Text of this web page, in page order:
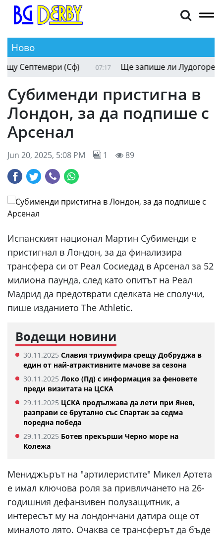
Ново
Септември (Сф) Ще запише ли Лудогорец 4
Субименди пристигна в
Лондон, за да подпише с
Арсенал
Jun 20, 2025, 5:08 PM 1 89
Испанският национал Мартин Субименди е
пристигнал в Лондон, за да финализира
трансфера си от Реал Сосиедад в Арсенал за 52
милиона паунда, след като опитът на Реал
Мадрид да предотврати сделката не сполучи,
пише изданието The Athletic.
Водещи новини
30.11.2025 Славия триумфира срещу Добруджа в
един от най-атрактивните мачове за сезона
30.11.2025 Локо (Пд) с информация за феновете
преди визитата на ЦСКА
29.11.2025 ЦСКА продължава да лети при Янев,
разправи се брутално със Спартак за седма
поредна победа
29.11.2025 Ботев прекърши Черно море на
Колежа
Мениджърът на "артилеристите" Микел Артета
е имал ключова роля за привличането на 26-
годишния дефанзивен полузащитник, а
интересът му на лондончани датира още от
миналото лято. Очаква се трансферът да бъде